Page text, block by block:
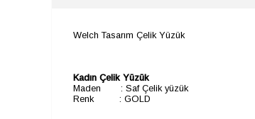
Welch Tasarım Çelik Yüzük
Kadın Çelik Yüzük
Maden
: Saf Çelik yüzük
Renk
: GOLD